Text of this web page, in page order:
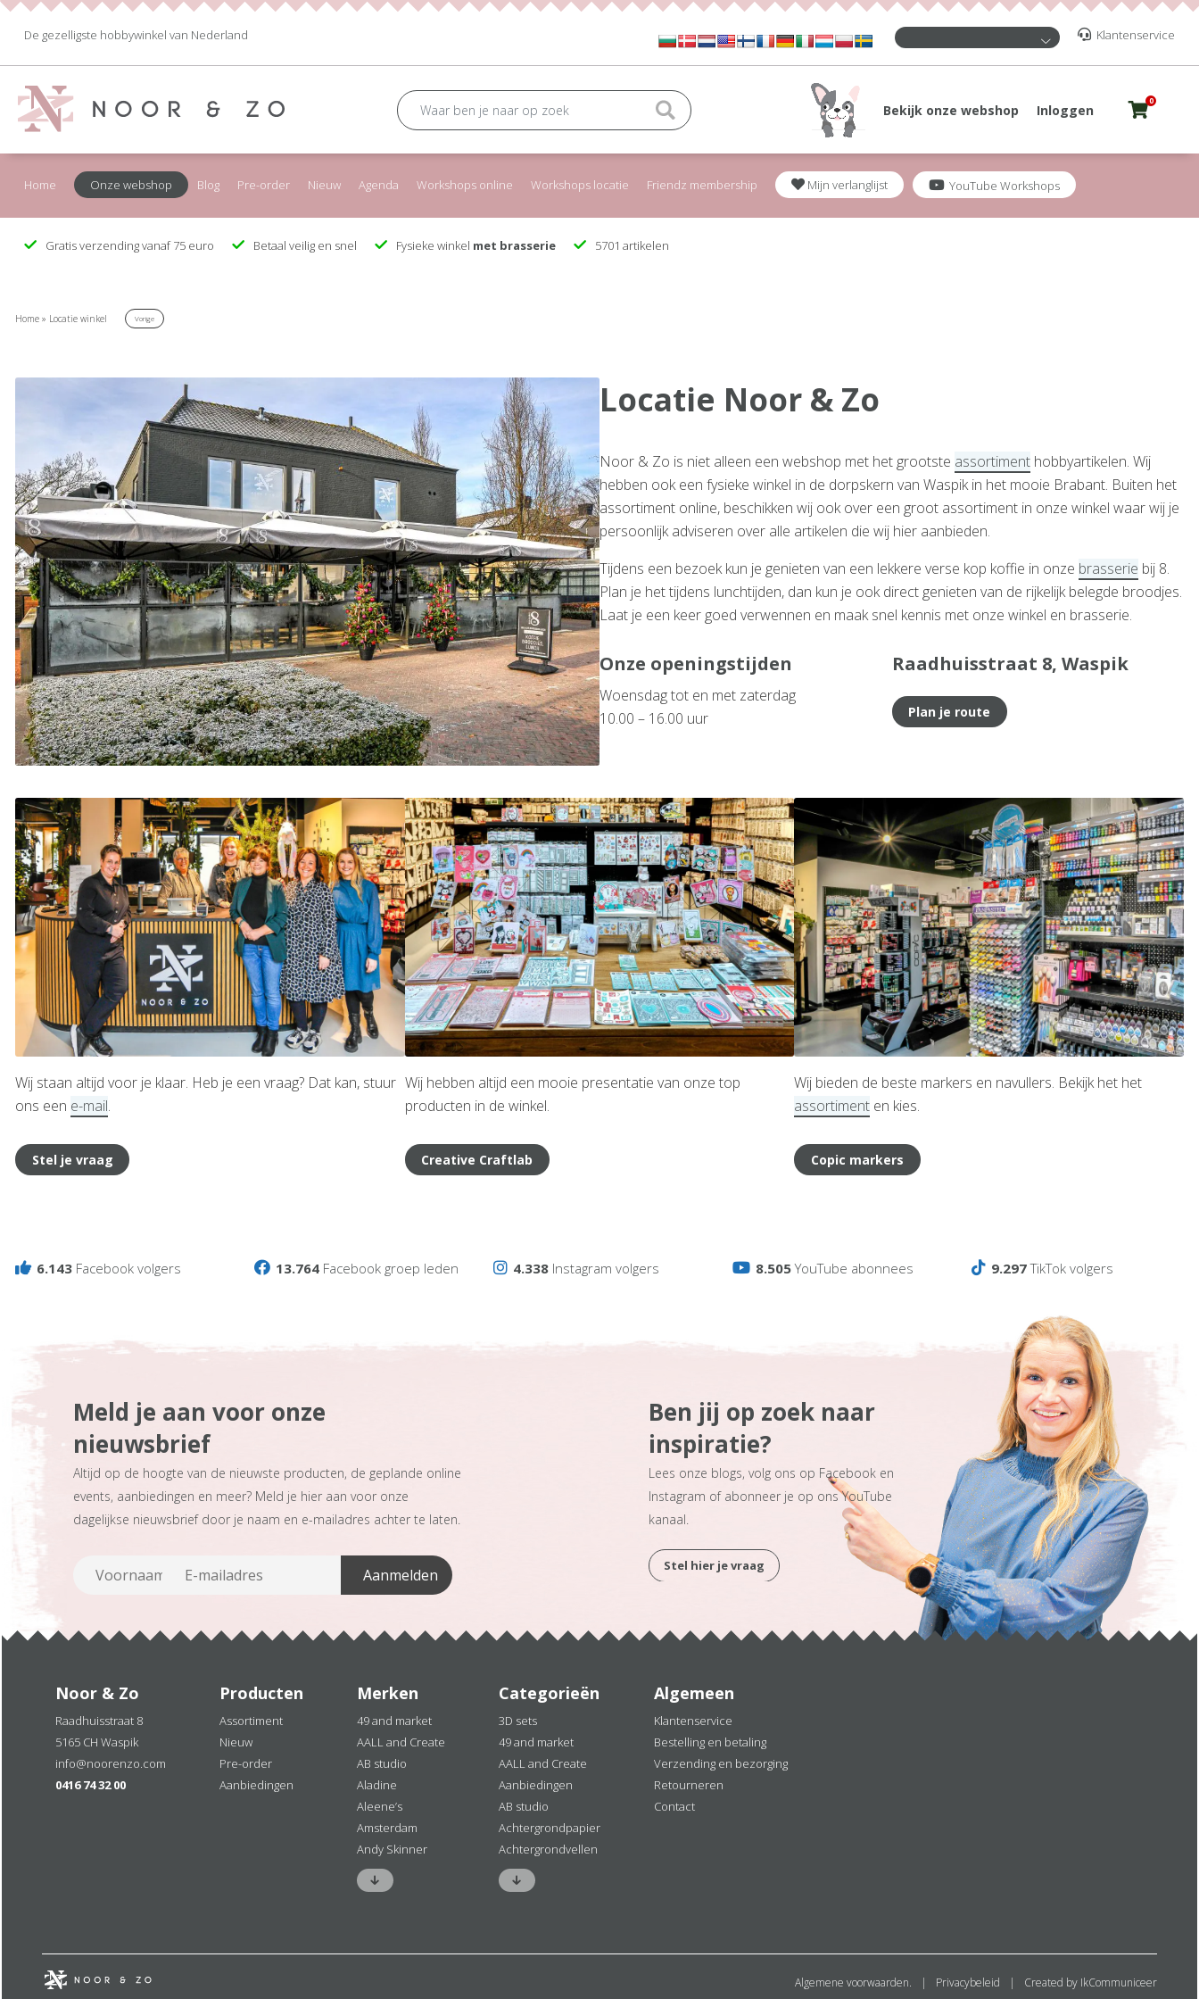
De gezelligste hobbywinkel van Nederland Klantenservice
Bekijk onze webshop Inloggen
0
Home Onze webshop Blog Pre-order Nieuw Agenda Workshops online Workshops locatie Friendz membership Mijn verlanglijst YouTube Workshops
Gratis verzending vanaf 75 euro Betaal veilig en snel Fysieke winkel met brasserie 5701 artikelen
Home » Locatie winkel Vorige
Locatie Noor & Zo
Noor & Zo is niet alleen een webshop met het grootste assortiment hobbyartikelen. Wij
hebben ook een fysieke winkel in de dorpskern van Waspik in het mooie Brabant. Buiten het
assortiment online, beschikken wij ook over een groot assortiment in onze winkel waar wij je
persoonlijk adviseren over alle artikelen die wij hier aanbieden.
Tijdens een bezoek kun je genieten van een lekkere verse kop koffie in onze brasserie bij 8.
Plan je het tijdens lunchtijden, dan kun je ook direct genieten van de rijkelijk belegde broodjes.
Laat je een keer goed verwennen en maak snel kennis met onze winkel en brasserie.
Onze openingstijden
Woensdag tot en met zaterdag
10.00 – 16.00 uur
Raadhuisstraat 8, Waspik
Plan je route
Wij staan altijd voor je klaar. Heb je een vraag? Dat kan, stuur
ons een e-mail.
Stel je vraag
Wij hebben altijd een mooie presentatie van onze top
producten in de winkel.
Creative Craftlab
Wij bieden de beste markers en navullers. Bekijk het het
assortiment en kies.
Copic markers
6.143 Facebook volgers 13.764 Facebook groep leden 4.338 Instagram volgers 8.505YouTube abonnees 9.297TikTok volgers
Meld je aan voor onze
nieuwsbrief
Altijd op de hoogte van de nieuwste producten, de geplande online
events, aanbiedingen en meer? Meld je hier aan voor onze
dagelijkse nieuwsbrief door je naam en e-mailadres achter te laten.
Ben jij op zoek naar
inspiratie?
Lees onze blogs, volg ons op Facebook en
Instagram of abonneer je op ons YouTube
kanaal.
Stel hier je vraag
Noor & Zo
Raadhuisstraat 8
5165 CH Waspik
info@noorenzo.com
0416 74 32 00
Producten
Assortiment
Nieuw
Pre-order
Aanbiedingen
Merken
49 and market
AALL and Create
AB studio
Aladine
Aleene’s
Amsterdam
Andy Skinner
Categorieën
3D sets
49 and market
AALL and Create
Aanbiedingen
AB studio
Achtergrondpapier
Achtergrondvellen
Algemeen
Klantenservice
Bestelling en betaling
Verzending en bezorging
Retourneren
Contact
Algemene voorwaarden. Privacybeleid Created by IkCommuniceer